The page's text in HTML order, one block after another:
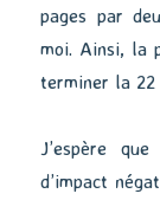
pages par
moi. Ainsi, la
terminer la 22
J’espère
d’impact